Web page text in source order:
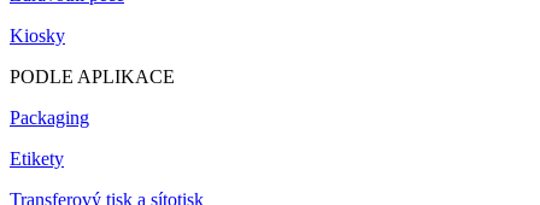
Kiosky
PODLE APLIKACE
Packaging
Etikety
Transferový tisk a sítotisk